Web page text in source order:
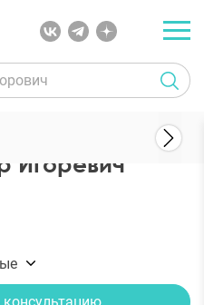
Бутко Александр
Игоревич